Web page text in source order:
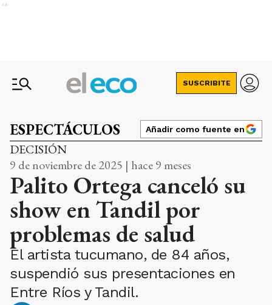
Ads
SUSCRIBITE
ESPECTÁCULOS Añadir como fuente en
DECISIÓN
9 de noviembre de 2025 | hace 9 meses
Palito Ortega canceló su
show en Tandil por
problemas de salud
El artista tucumano, de 84 años,
suspendió sus presentaciones en
Entre Ríos y Tandil.